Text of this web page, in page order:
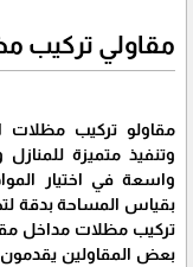
مقاولي تركيب
مقاولو تركيب مظلات
وتنفيذ متميزة
واسعة في اختيار
بقياس المساحة بدقة
تركيب مظلات مداخل
بعض المقاولين